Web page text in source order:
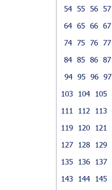
54 55 56 57
64 65 66 67
74 75 76 77
84 85 86 87
94 95 96 97
103
104 105
111
112 113
119
120 121
127
128 129
135
136 137
143
144 145